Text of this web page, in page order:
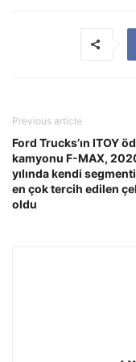
Previous article
Ford Trucks’ın ITOY
kamyonu F-MAX,
yılında kendi
en çok tercih edilen
oldu